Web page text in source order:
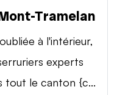
Tramelan
à l'intérieur,
experts
tout le canton {c...